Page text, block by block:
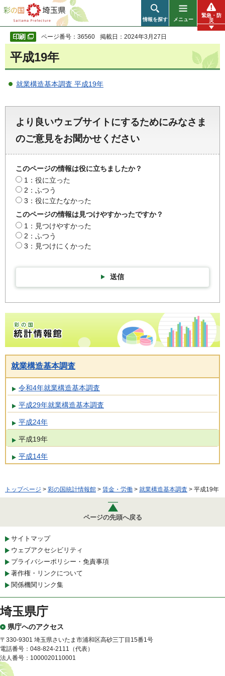
彩の国 埼玉県
情報を探す メニュー
緊急・防
災
ページ番号：36560 掲載日：2024年3月27日
平成19年
就業構造基本調査 平成19年
より良いウェブサイトにするためにみなさま
のご意見をお聞かせください
このページの情報は役に立ちましたか？
1：役に立った
2：ふつう
3：役に立たなかった
このページの情報は見つけやすかったですか？
1：見つけやすかった
2：ふつう
3：見つけにくかった
送信
彩の国統計情報館トップページ
就業構造基本調査
令和4年就業構造基本調査
平成29年就業構造基本調査
平成24年
平成19年
平成14年
トップページ > 彩の国統計情報館 > 賃金・労働 > 就業構造基本調査 > 平成19年
ページの先頭へ戻る
サイトマップ
ウェブアクセシビリティ
プライバシーポリシー・免責事項
著作権・リンクについて
関係機関リンク集
埼玉県庁
県庁へのアクセス
〒330-9301 埼玉県さいたま市浦和区高砂三丁目15番1号
電話番号：048-824-2111（代表）
法人番号：1000020110001